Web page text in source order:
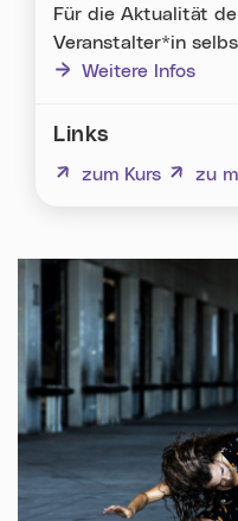
Für die Aktualität
Veranstalter*in
Weitere Infos
Links
zum Kurs
(neues Fenster) zu
(neues